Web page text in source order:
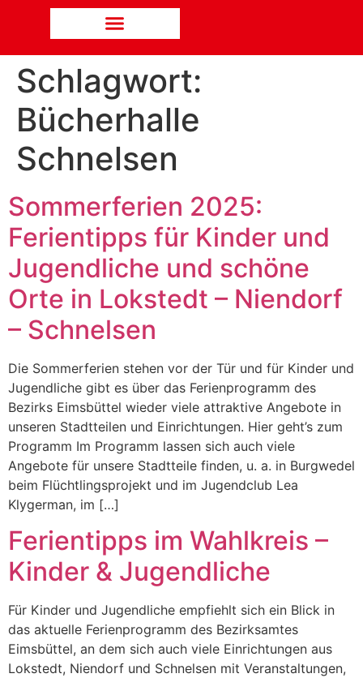
Schlagwort:
Bücherhalle
Schnelsen
Sommerferien 2025:
Ferientipps für Kinder und
Jugendliche und schöne
Orte in Lokstedt – Niendorf
– Schnelsen
Die Sommerferien stehen vor der Tür und für Kinder und
Jugendliche gibt es über das Ferienprogramm des
Bezirks Eimsbüttel wieder viele attraktive Angebote in
unseren Stadtteilen und Einrichtungen. Hier geht’s zum
Programm Im Programm lassen sich auch viele
Angebote für unsere Stadtteile finden, u. a. in Burgwedel
beim Flüchtlingsprojekt und im Jugendclub Lea
Klygerman, im […]
Ferientipps im Wahlkreis –
Kinder & Jugendliche
Für Kinder und Jugendliche empfiehlt sich ein Blick in
das aktuelle Ferienprogramm des Bezirksamtes
Eimsbüttel, an dem sich auch viele Einrichtungen aus
Lokstedt, Niendorf und Schnelsen mit Veranstaltungen,